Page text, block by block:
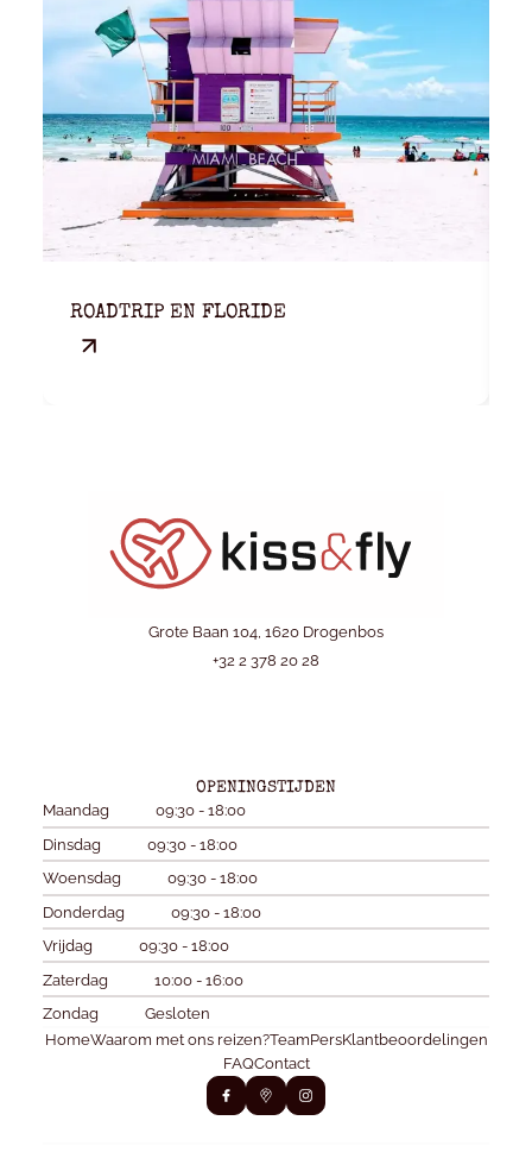
ROADTRIP EN FLORIDE
Grote Baan 104, 1620 Drogenbos
+32 2 378 20 28
OPENINGSTIJDEN
Maandag
09:30 - 18:00
Dinsdag
09:30 - 18:00
Woensdag
09:30 - 18:00
Donderdag
09:30 - 18:00
Vrijdag
09:30 - 18:00
Zaterdag
10:00 - 16:00
Zondag
Gesloten
HomeWaarom met ons reizen?TeamPersKlantbeoordelingen
FAQContact